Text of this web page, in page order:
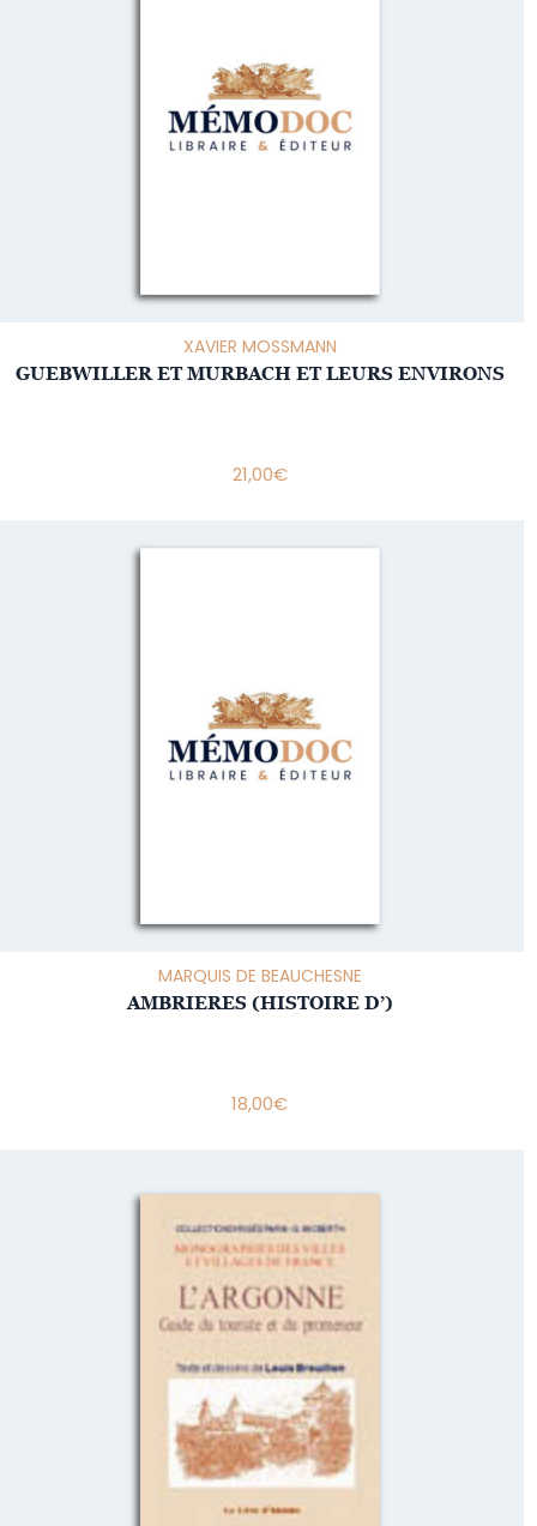
XAVIER MOSSMANN
GUEBWILLER ET MURBACH ET LEURS ENVIRONS
21,00€
MARQUIS DE BEAUCHESNE
AMBRIERES (HISTOIRE D’)
18,00€